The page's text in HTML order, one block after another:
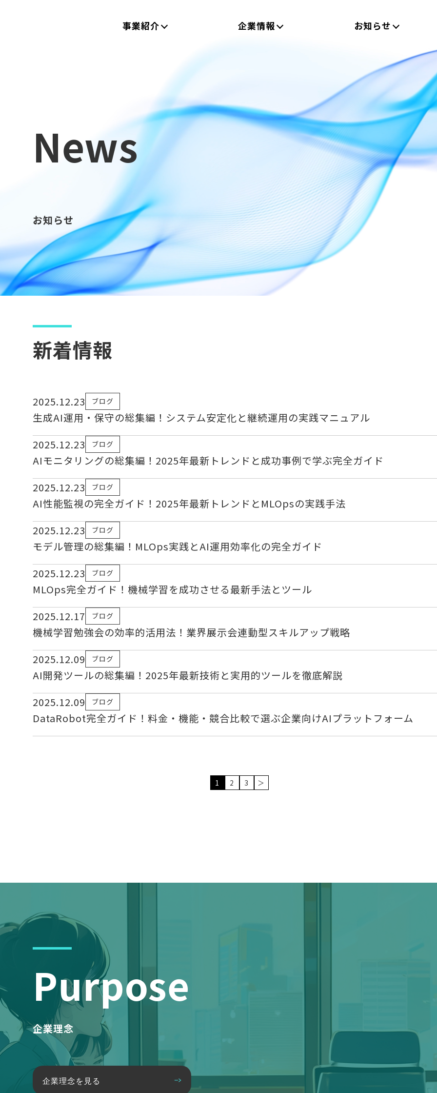
事業紹介 企業情報 お知らせ
News
お知らせ
新着情報
2025.12.23 ブログ
生成AI運用・保守の総集編！システム安定化と継続運用の実践マニュアル
2025.12.23
ブログ
AIモニタリングの総集編！2025年最新トレンドと成功事例で学ぶ完全ガイド
2025.12.23
ブログ
AI性能監視の完全ガイド！2025年最新トレンドとMLOpsの実践手法
2025.12.23
ブログ
モデル管理の総集編！MLOps実践とAI運用効率化の完全ガイド
2025.12.23
ブログ
MLOps完全ガイド！機械学習を成功させる最新手法とツール
2025.12.17
ブログ
機械学習勉強会の効率的活用法！業界展示会連動型スキルアップ戦略
2025.12.09
ブログ
AI開発ツールの総集編！2025年最新技術と実用的ツールを徹底解説
2025.12.09
ブログ
DataRobot完全ガイド！料金・機能・競合比較で選ぶ企業向けAIプラットフォーム
1 2 3 ＞
Purpose
企業理念
企業理念を見る